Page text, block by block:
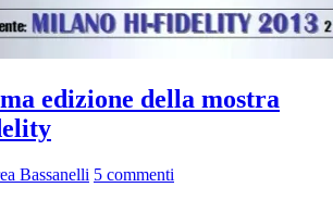
edizione della mostra
Bassanelli 5 commenti